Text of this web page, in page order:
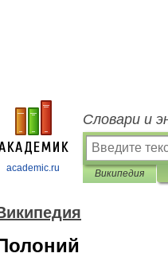
academic.ru
Словари и
Википедия